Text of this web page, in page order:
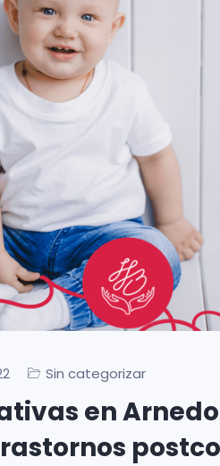
Sin categorizar
en